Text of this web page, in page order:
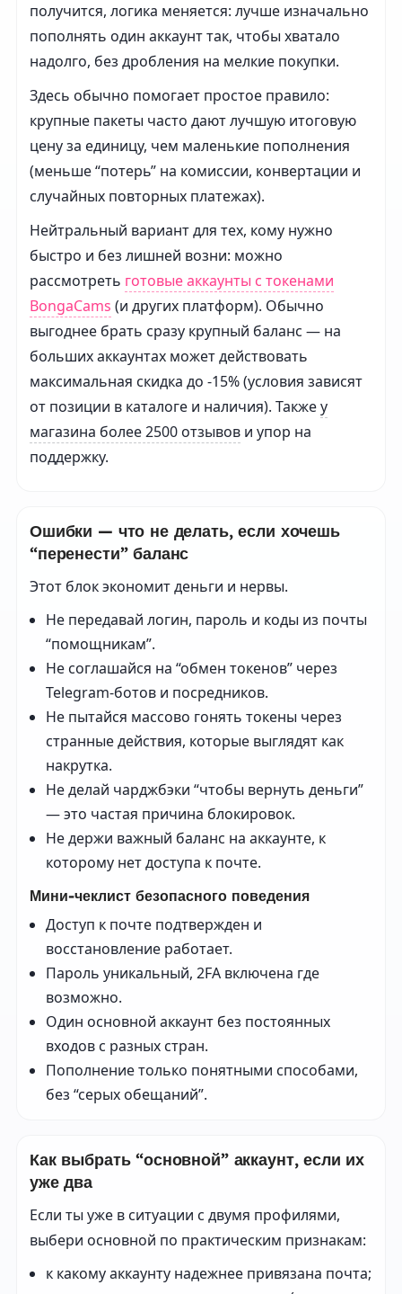
получится, логика меняется: лучше изначально
пополнять один аккаунт так, чтобы хватало
надолго, без дробления на мелкие покупки.
Здесь обычно помогает простое правило:
крупные пакеты часто дают лучшую итоговую
цену за единицу, чем маленькие пополнения
(меньше “потерь” на комиссии, конвертации и
случайных повторных платежах).
Нейтральный вариант для тех, кому нужно
быстро и без лишней возни: можно
рассмотреть готовые аккаунты с токенами
BongaCams (и других платформ). Обычно
выгоднее брать сразу крупный баланс — на
больших аккаунтах может действовать
максимальная скидка до -15% (условия зависят
от позиции в каталоге и наличия). Такжеу
магазина более 2500 отзывов и упор на
поддержку.
Ошибки — что не делать, если хочешь
“перенести” баланс
Этот блок экономит деньги и нервы.
Не передавай логин, пароль и коды из почты
“помощникам”.
Не соглашайся на “обмен токенов” через
Telegram-ботов и посредников.
Не пытайся массово гонять токены через
странные действия, которые выглядят как
накрутка.
Не делай чарджбэки “чтобы вернуть деньги”
— это частая причина блокировок.
Не держи важный баланс на аккаунте, к
которому нет доступа к почте.
Мини-чеклист безопасного поведения
Доступ к почте подтвержден и
восстановление работает.
Пароль уникальный, 2FA включена где
возможно.
Один основной аккаунт без постоянных
входов с разных стран.
Пополнение только понятными способами,
без “серых обещаний”.
Как выбрать “основной” аккаунт, если их
уже два
Если ты уже в ситуации с двумя профилями,
выбери основной по практическим признакам:
к какому аккаунту надежнее привязана почта;